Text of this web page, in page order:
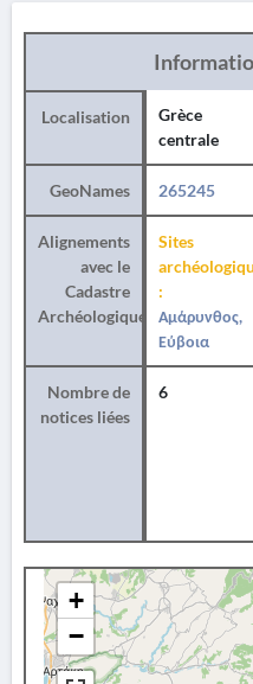
Localisation
Grèce
centrale
GeoNames 265245
Alignements
avec le
Cadastre
Archéologique
Sites
:
Αμάρυνθος,
Εύβοια
Nombre de
notices liées
6
+
−